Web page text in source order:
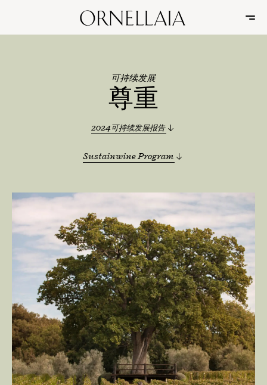
可持续发展
尊重
2024可持续发展报告
Sustainwine Program